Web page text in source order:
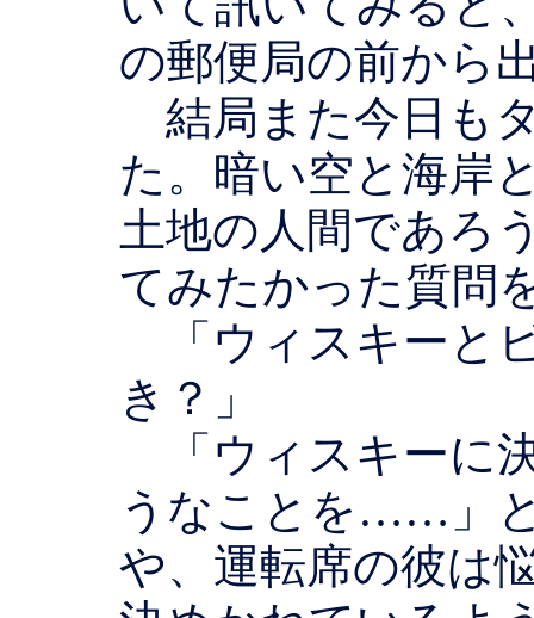
の郵便局の前から
結局また今日も
た。暗い空と海岸
土地の人間であろ
てみたかった質問
「ウィスキーと
き？」
「ウィスキーに
うなことを……」
や、運転席の彼は